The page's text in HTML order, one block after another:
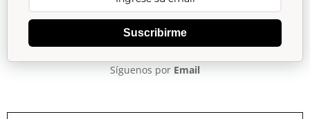
Suscribirme
Síguenos por Email